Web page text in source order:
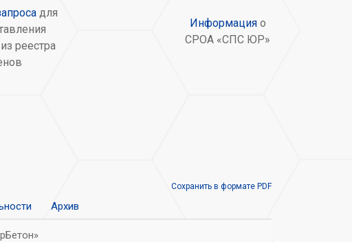
для
реестра
Информацияо
СРОА «СПС ЮР»
Сохранить в формате PDF
Архив